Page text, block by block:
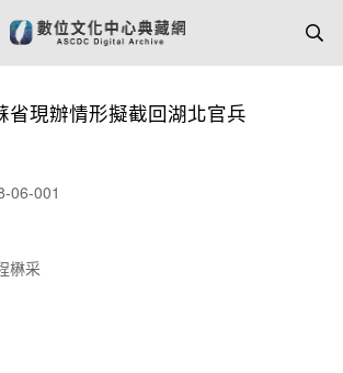
省現辦情形擬截回湖北官兵
06-001
楙采